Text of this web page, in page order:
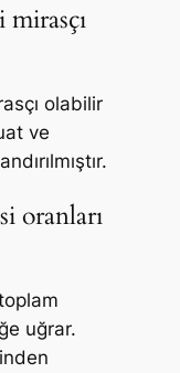
olabilir
ve
oranları
uğrar.